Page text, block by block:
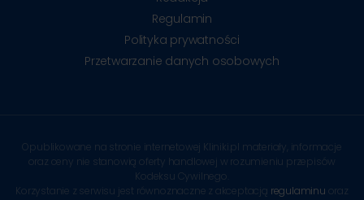
Regulamin
Polityka prywatności
Przetwarzanie danych osobowych
Opublikowane na stronie internetowej Kliniki.pl materiały, informacje
oraz ceny nie stanowią oferty handlowej w rozumieniu przepisów
Kodeksu Cywilnego.
Korzystanie z serwisu jest równoznaczne z akceptacją regulaminu oraz